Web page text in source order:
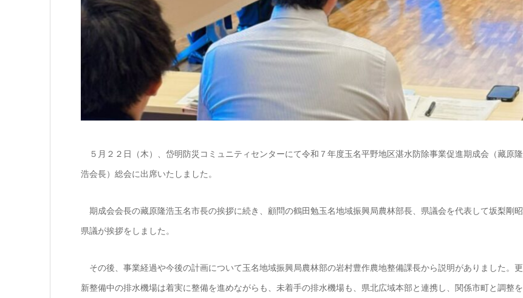
５月２２日（木）、岱明防災コミュニティセンターにて令和７年度玉名平野地区湛水防除事業促進期成会（藏原隆
浩会長）総会に出席いたしました。
期成会会長の藏原隆浩玉名市長の挨拶に続き、顧問の鶴田勉玉名地域振興局農林部長、県議会を代表して坂梨剛昭
県議が挨拶をしました。
その後、事業経過や今後の計画について玉名地域振興局農林部の岩村豊作農地整備課長から説明がありました。更
新整備中の排水機場は着実に整備を進めながらも、未着手の排水機場も、県北広域本部と連携し、関係市町と調整を